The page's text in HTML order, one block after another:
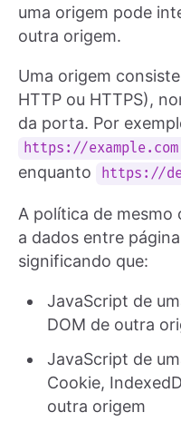
uma origem pode
outra origem.
Uma origem
HTTP ou HTTPS),
da porta. Por
https://
enquanto
https://
A política de mesmo
a dados entre
significando que:
JavaScript de
DOM de outra
JavaScript de
Cookie,
outra origem